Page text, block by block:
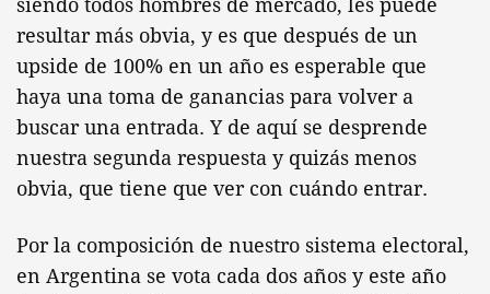
siendo todos hombres de mercado, les puede
resultar más obvia, y es que después de un
upside de 100% en un año es esperable que
haya una toma de ganancias para volver a
buscar una entrada. Y de aquí se desprende
nuestra segunda respuesta y quizás menos
obvia, que tiene que ver con cuándo entrar.
Por la composición de nuestro sistema electoral,
en Argentina se vota cada dos años y este año